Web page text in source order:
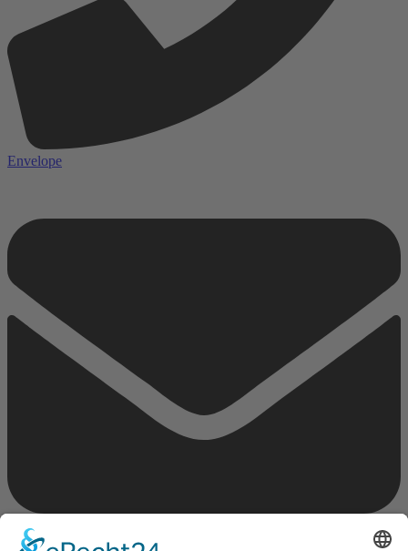
Envelope